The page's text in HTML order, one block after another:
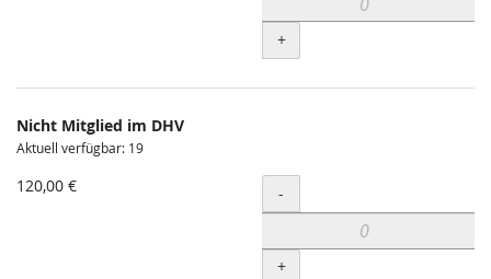
+
Nicht Mitglied im DHV
Aktuell verfügbar: 19
120,00 € Menge
-
+